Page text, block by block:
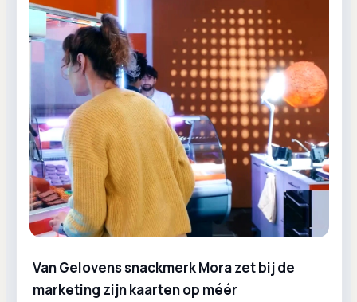
Van Gelovens snackmerk Mora zet bij de
marketing zijn kaarten op méér